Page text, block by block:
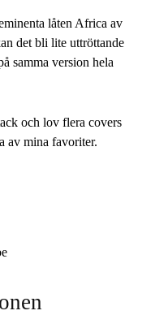
låten Africa av
det bli lite uttröttande
samma version hela
och lov flera covers
av mina favoriter.